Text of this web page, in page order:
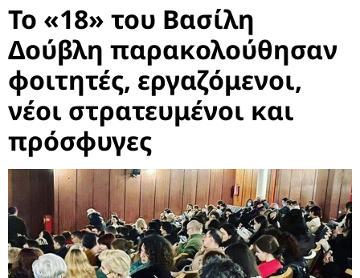
Το «18» του Βασίλη
Δούβλη παρακολούθησαν
φοιτητές, εργαζόμενοι,
νέοι στρατευμένοι και
πρόσφυγες